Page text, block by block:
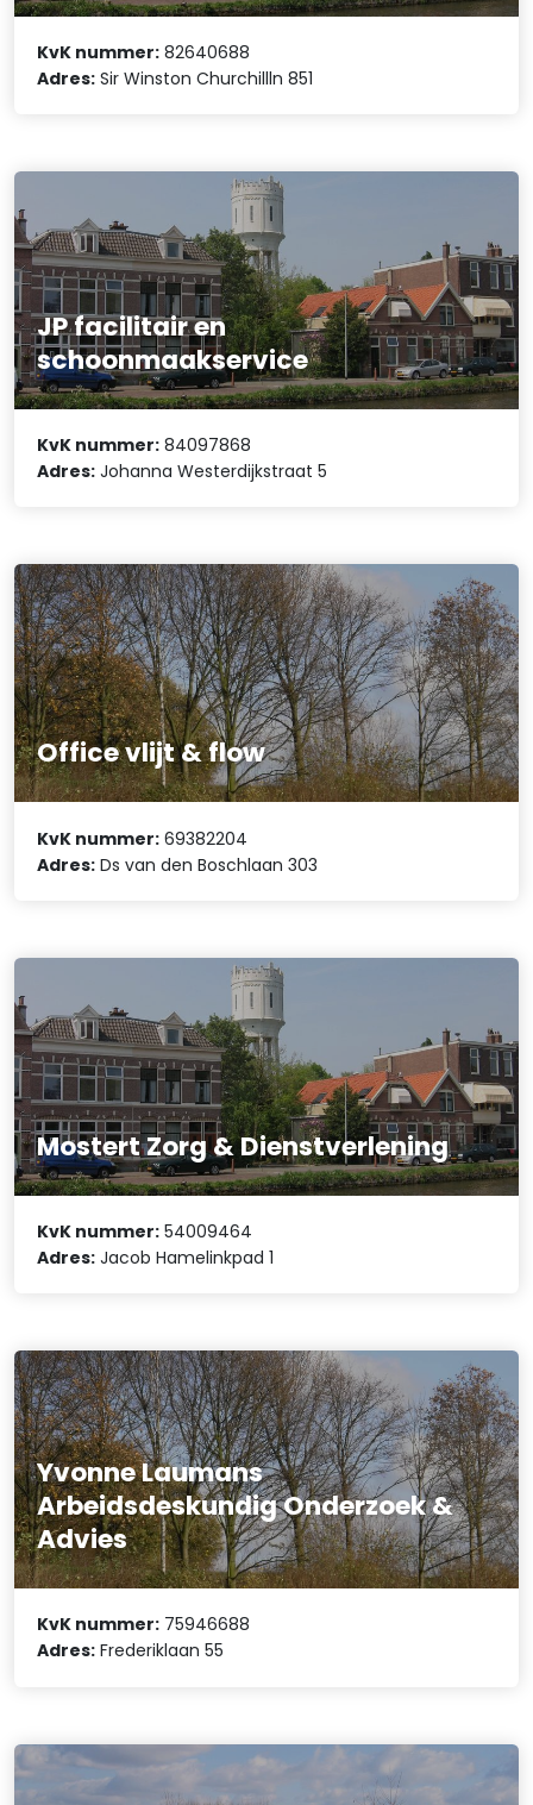
KvK nummer: 82640688
Adres: Sir Winston Churchillln 851
JP facilitair en
schoonmaakservice
KvK nummer: 84097868
Adres: Johanna Westerdijkstraat 5
Office vlijt & flow
KvK nummer: 69382204
Adres: Ds van den Boschlaan 303
Mostert Zorg & Dienstverlening
KvK nummer: 54009464
Adres: Jacob Hamelinkpad 1
Yvonne Laumans
Arbeidsdeskundig Onderzoek &
Advies
KvK nummer: 75946688
Adres: Frederiklaan 55